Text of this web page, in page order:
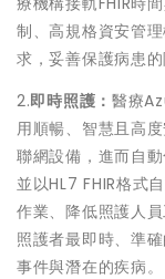
制、高規格資安管
求，妥善保護病患的
2.即時照護： 醫療
用順暢、智慧且高
聯網設備，進而自
並以HL7 FHIR格式
作業、降低照護人
照護者最即時、準
事件與潛在的疾病。